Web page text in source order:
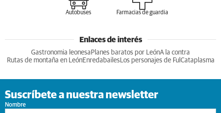
Autobuses Farmacias de guardia
Enlaces de interés
Gastronomia leonesa Planes baratos por LeónA la contra
Rutas de montaña en LeónEnredabailesLos personajes de Ful Cataplasma
Suscríbete a nuestra newsletter
Nombre